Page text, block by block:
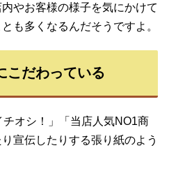
やお客様の様子を気にかけて
も多くなるんだそうですよ。
こだわっている
オシ！」「当店人気NO1商
宣伝したりする張り紙のよう